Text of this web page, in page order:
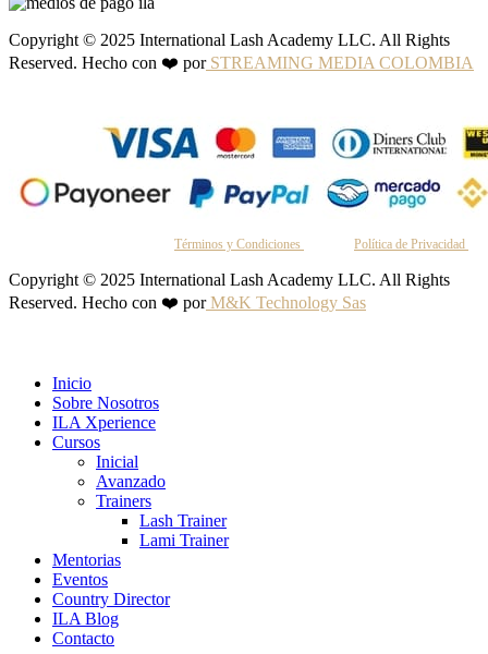
Copyright © 2025 International Lash Academy LLC. All Rights
Reserved. Hecho con ❤️ porSTREAMING MEDIA COLOMBIA
Términos y Condiciones Política de Privacidad
Copyright © 2025 International Lash Academy LLC. All Rights
Reserved. Hecho con ❤️ porM&K Technology Sas
Inicio
Sobre Nosotros
ILA Xperience
Cursos
Inicial
Avanzado
Trainers
Lash Trainer
Lami Trainer
Mentorias
Eventos
Country Director
ILA Blog
Contacto